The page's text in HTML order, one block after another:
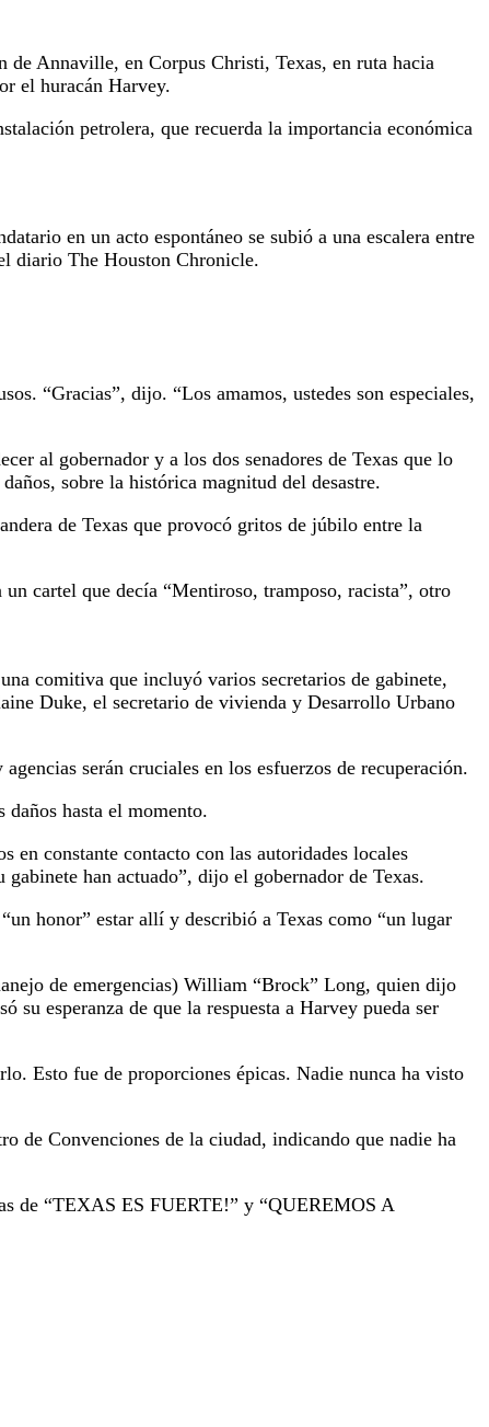
Annaville, en Corpus Christi, Texas, en ruta hacia
el huracán Harvey.
petrolera, que recuerda la importancia económica
en un acto espontáneo se subió a una escalera entre
diario The Houston Chronicle.
“Gracias”, dijo. “Los amamos, ustedes son especiales,
al gobernador y a los dos senadores de Texas que lo
sobre la histórica magnitud del desastre.
de Texas que provocó gritos de júbilo entre la
cartel que decía “Mentiroso, tramposo, racista”, otro
comitiva que incluyó varios secretarios de gabinete,
Duke, el secretario de vivienda y Desarrollo Urbano
serán cruciales en los esfuerzos de recuperación.
hasta el momento.
en constante contacto con las autoridades locales
han actuado”, dijo el gobernador de Texas.
honor” estar allí y describió a Texas como “un lugar
de emergencias) William “Brock” Long, quien dijo
esperanza de que la respuesta a Harvey pueda ser
Esto fue de proporciones épicas. Nadie nunca ha visto
de Convenciones de la ciudad, indicando que nadie ha
de “TEXAS ES FUERTE!” y “QUEREMOS A